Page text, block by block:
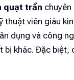
quạt trần
thuật viên giàu
dụng và công
bị khác. Đặc biệt,
sản phẩm sau